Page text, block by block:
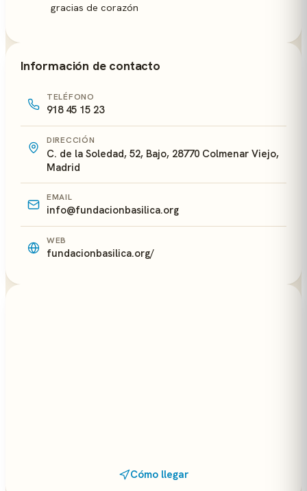
gracias de corazón
Información de contacto
TELÉFONO
918 45 15 23
DIRECCIÓN
C. de la Soledad, 52, Bajo, 28770 Colmenar Viejo,
Madrid
EMAIL
info@fundacionbasilica.org
WEB
fundacionbasilica.org/
Cómo llegar